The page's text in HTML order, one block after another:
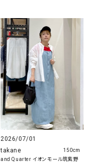
2026/07/01
takane
and Quarter イオンモール筑紫野
150cm